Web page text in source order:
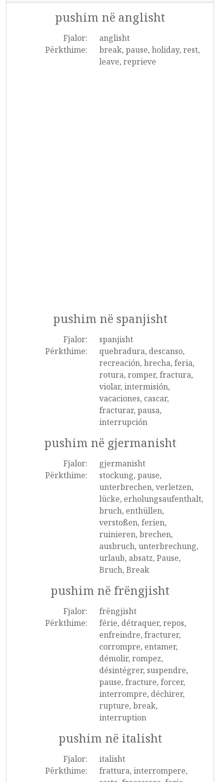
pushim në anglisht
Fjalor:
anglisht
Përkthime:
break, pause, holiday, rest,
leave, reprieve
pushim në spanjisht
Fjalor:
spanjisht
Përkthime:
quebradura, descanso,
recreación, brecha, feria,
rotura, romper, fractura,
violar, intermisión,
vacaciones, cascar,
fracturar, pausa,
interrupción
pushim në gjermanisht
Fjalor:
gjermanisht
Përkthime:
stockung, pause,
unterbrechen, verletzen,
lücke, erholungsaufenthalt,
bruch, enthüllen,
verstoßen, ferien,
ruinieren, brechen,
ausbruch, unterbrechung,
urlaub, absatz, Pause,
Bruch, Break
pushim në frëngjisht
Fjalor:
frëngjisht
Përkthime:
férie, détraquer, repos,
enfreindre, fracturer,
corrompre, entamer,
démolir, rompez,
désintégrer, suspendre,
pause, fracture, forcer,
interrompre, déchirer,
rupture, break,
interruption
pushim në italisht
Fjalor:
italisht
Përkthime:
frattura, interrompere,